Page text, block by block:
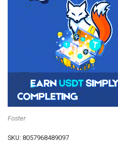
Foster
SKU: 8057968489097